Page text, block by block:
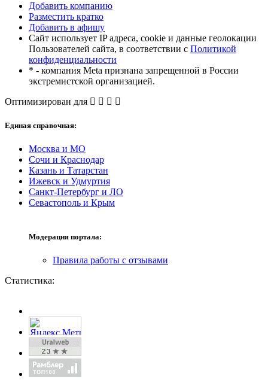
Добавить компанию
Разместить кратко
Добавить в афишу
Сайт использует IP адреса, cookie и данные геолокации
Пользователей сайта, в соответствии с Политикой
конфиденциальности
* - компания Meta признана запрещенной в России
экстремистской организацией.
Оптимизирован для
Единая справочная:
Москва и МО
Сочи и Краснодар
Казань и Татарстан
Ижевск и Удмуртия
Санкт-Петербург и ЛО
Севастополь и Крым
Модерация портала:
Правила работы с отзывами
Статистика: